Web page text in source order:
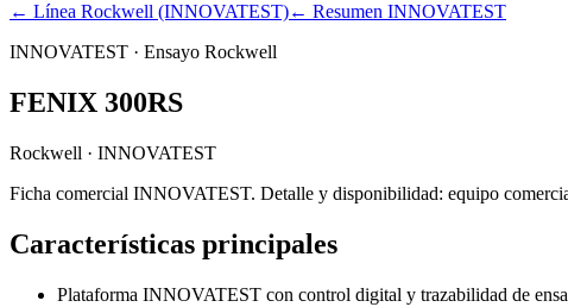
← Línea Rockwell (INNOVATEST)← Resumen INNOVATEST
INNOVATEST · Ensayo Rockwell
FENIX 300RS
Rockwell · INNOVATEST
Ficha comercial INNOVATEST. Detalle y disponibilidad: equipo
Características principales
Plataforma INNOVATEST con control digital y trazabilidad de